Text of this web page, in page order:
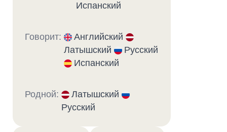
Испанский
Говорит:
Английский
Латышский
Русский
Испанский
Родной:
Латышский
Русский